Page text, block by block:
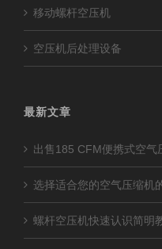
移动螺杆空压机
空压机后处理设备
最新文章
出售185 CFM便携式空气
选择适合您的空气压缩机
螺杆空压机快速认识简明